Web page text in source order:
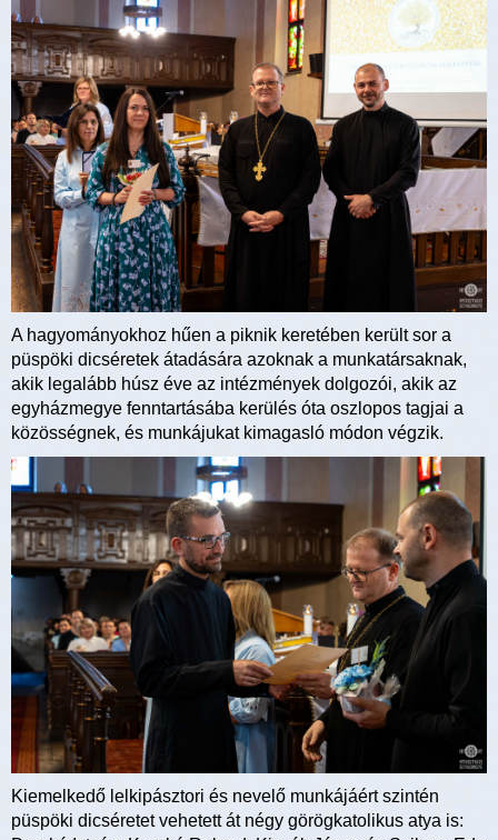
A hagyományokhoz hűen a piknik keretében került sor a
püspöki dicséretek átadására azoknak a munkatársaknak,
akik legalább húsz éve az intézmények dolgozói, akik az
egyházmegye fenntartásába kerülés óta oszlopos tagjai a
közösségnek, és munkájukat kimagasló módon végzik.
Kiemelkedő lelkipásztori és nevelő munkájáért szintén
püspöki dicséretet vehetett át négy görögkatolikus atya is: